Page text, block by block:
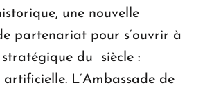
une nouvelle
partenariat pour s’ouvrir à
du siècle :
artificielle. L’Ambassade de